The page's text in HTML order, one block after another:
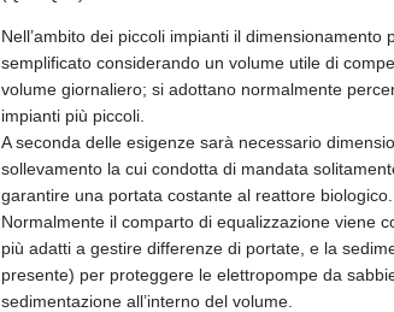
Nell’ambito dei piccoli impianti il dimensionamento
semplificato considerando un volume utile di
volume giornaliero; si adottano normalmente
impianti più piccoli.
A seconda delle esigenze sarà necessario
sollevamento la cui condotta di mandata
garantire una portata costante al reattore biologico.
Normalmente il comparto di equalizzazione viene
più adatti a gestire differenze di portate, e la
presente) per proteggere le elettropompe da
sedimentazione all’interno del volume.